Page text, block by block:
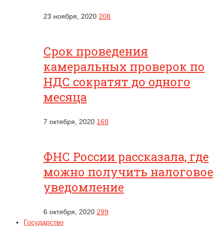
23 ноября, 2020 208
Срок проведения
камеральных проверок по
НДС сократят до одного
месяца
7 октября, 2020 169
ФНС России рассказала, где
можно получить налоговое
уведомление
6 октября, 2020 299
Государство